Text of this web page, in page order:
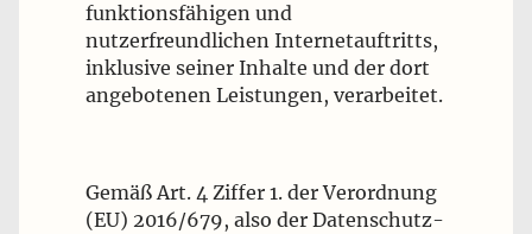
funktionsfähigen und
nutzerfreundlichen Internetauftritts,
inklusive seiner Inhalte und der dort
angebotenen Leistungen, verarbeitet.
Gemäß Art. 4 Ziffer 1. der Verordnung
(EU) 2016/679, also der Datenschutz-